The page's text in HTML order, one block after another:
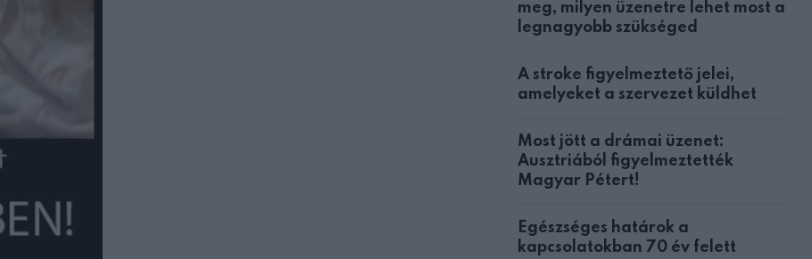
meg, milyen üzenetre lehet most a
legnagyobb szükséged
A stroke figyelmeztető jelei,
amelyeket a szervezet küldhet
Most jött a drámai üzenet:
Ausztriából figyelmeztették
Magyar Pétert!
Egészséges határok a
kapcsolatokban 70 év felett